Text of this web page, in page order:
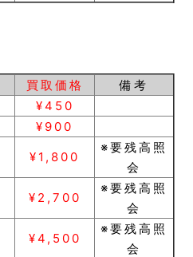
買取価格
備考
¥450
¥900
¥1,800
※要残高照
会
¥2,700
※要残高照
会
¥4,500
※要残高照
会